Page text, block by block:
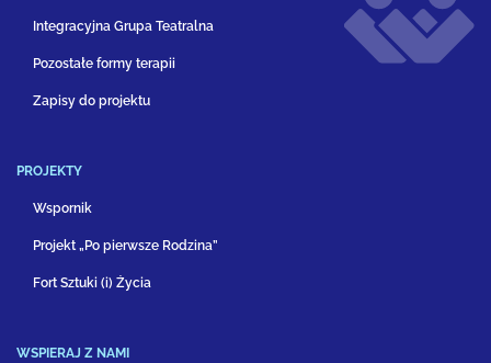
Integracyjna Grupa Teatralna
Pozostałe formy terapii
Zapisy do projektu
PROJEKTY
Wspornik
Projekt „Po pierwsze Rodzina”
Fort Sztuki (i) Życia
WSPIERAJ Z NAMI